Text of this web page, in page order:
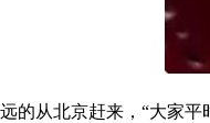
的从北京赶来，“大家